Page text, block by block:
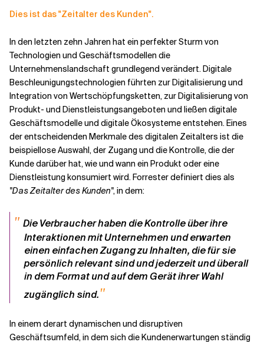
Verwandte Themen
Dies ist das "Zeitalter des Kunden".
In den letzten zehn Jahren hat ein perfekter Sturm von
Technologien und Geschäftsmodellen die
Unternehmenslandschaft grundlegend verändert. Digitale
Beschleunigungstechnologien führten zur Digitalisierung und
Integration von Wertschöpfungsketten, zur Digitalisierung von
Produkt- und Dienstleistungsangeboten und ließen digitale
Geschäftsmodelle und digitale Ökosysteme entstehen. Eines
der entscheidenden Merkmale des digitalen Zeitalters ist die
beispiellose Auswahl, der Zugang und die Kontrolle, die der
Kunde darüber hat, wie und wann ein Produkt oder eine
Dienstleistung konsumiert wird. Forrester definiert dies als
"Das Zeitalter des Kunden", in dem:
" Die Verbraucher haben die Kontrolle über ihre
Interaktionen mit Unternehmen und erwarten
einen einfachen Zugang zu Inhalten, die für sie
persönlich relevant sind und jederzeit und überall
in dem Format und auf dem Gerät ihrer Wahl
zugänglich sind."
In einem derart dynamischen und disruptiven
Geschäftsumfeld, in dem sich die Kundenerwartungen ständig